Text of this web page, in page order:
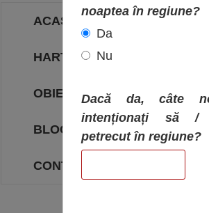
ACASA
HARTA OBIECTIVELOR
OBIECTIVE
BLOG
CONTACT
noaptea în regiune?
Da
Nu
Dacă da, câte
intenționați să /
petrecut în regiune?